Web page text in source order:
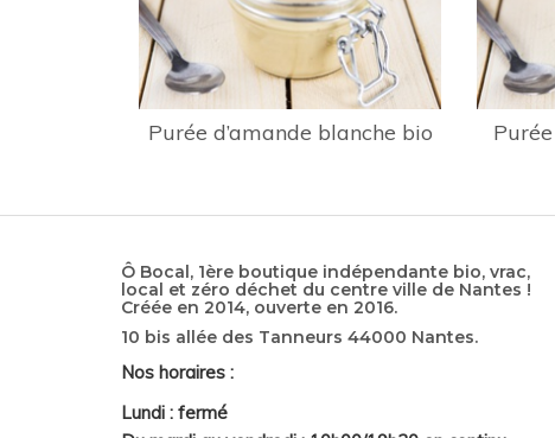
Purée d’amande blanche bio
Ô Bocal, 1ère boutique indépendante bio, vrac,
local et zéro déchet du centre ville de Nantes !
Créée en 2014, ouverte en 2016.
10 bis allée des Tanneurs 44000 Nantes.
Nos horaires :
Lundi : fermé